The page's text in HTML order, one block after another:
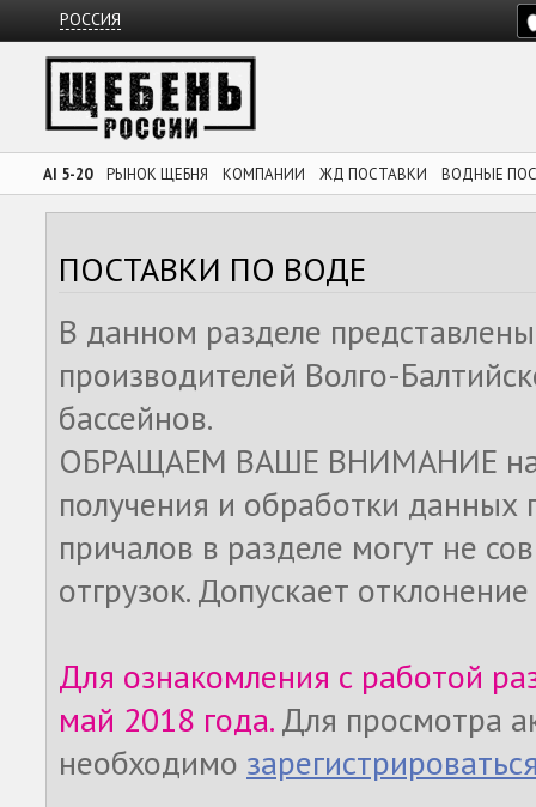
РОССИЯ
AI 5-20 РЫНОК ЩЕБНЯ КОМПАНИИ ЖД ПОСТАВКИ ВОДНЫЕ
ПОСТАВКИ ПО ВОДЕ
В данном разделе
производителей Волго-
бассейнов.
ОБРАЩАЕМ ВАШЕ ВНИМАНИЕ на
получения и обработки данных
причалов в разделе могут не
отгрузок. Допускает
Для ознакомления с работой
май 2018 года.Для просмотра
необходимо